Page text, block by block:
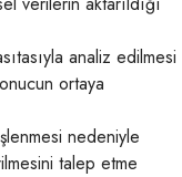
analiz edilmesi
ortaya
nedeniyle
talep etme